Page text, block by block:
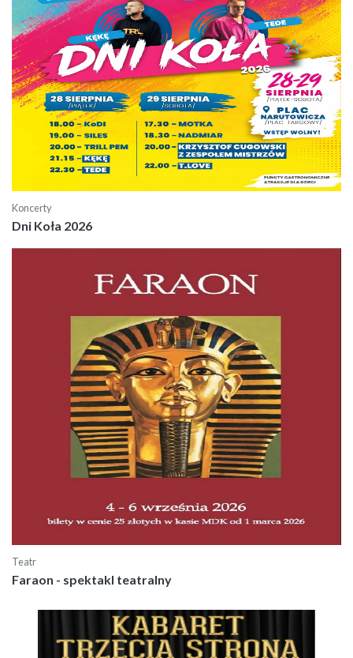
Koncerty
Dni Koła 2026
Teatr
Faraon - spektakl teatralny